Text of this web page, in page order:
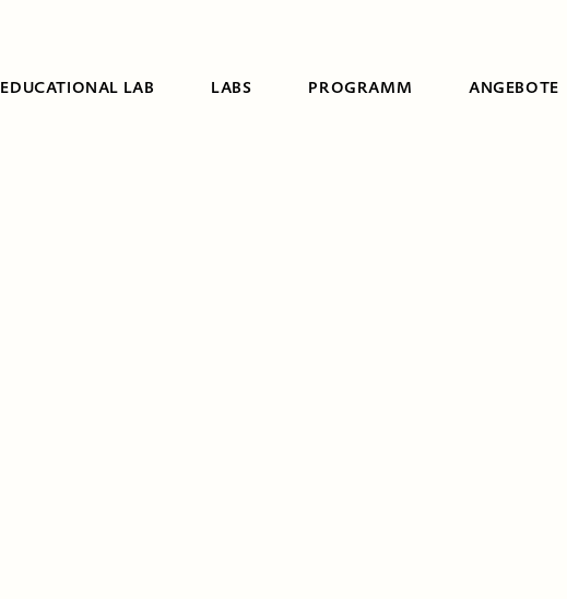
EDUCATIONAL LAB LABS PROGRAMM ANGEBOTE